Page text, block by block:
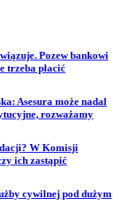
Pozew bankowi
trzeba płacić
Asesura może nadal
rozważamy
W Komisji
ich zastąpić
cywilnej pod dużym